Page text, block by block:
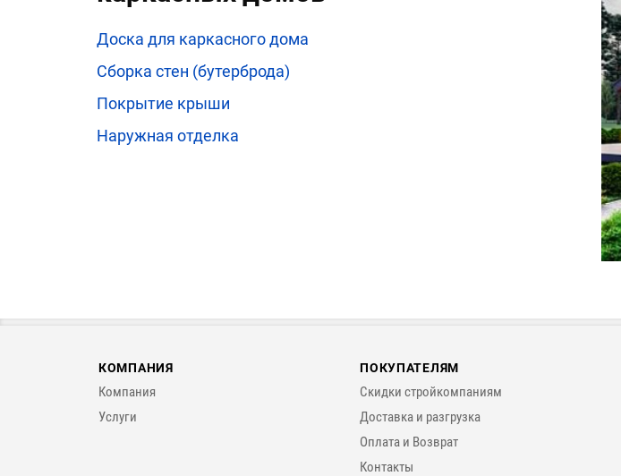
Доска для каркасного дома
Сборка стен (бутерброда)
Покрытие крыши
Наружная отделка
КОМПАНИЯ
Компания
Услуги
ПОКУПАТЕЛЯМ
Скидки стройкомпаниям
Доставка и разгрузка
Оплата и Возврат
Контакты